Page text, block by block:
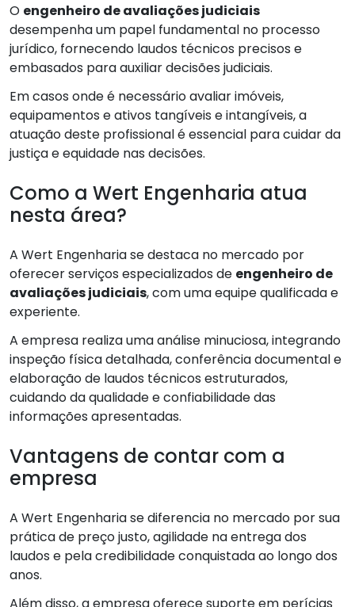
O engenheiro de avaliações judiciais
desempenha um papel fundamental no processo
jurídico, fornecendo laudos técnicos precisos e
embasados para auxiliar decisões judiciais.
Em casos onde é necessário avaliar imóveis,
equipamentos e ativos tangíveis e intangíveis, a
atuação deste profissional é essencial para cuidar da
justiça e equidade nas decisões.
Como a Wert Engenharia atua
nesta área?
A Wert Engenharia se destaca no mercado por
oferecer serviços especializados de engenheiro de
avaliações judiciais, com uma equipe qualificada e
experiente.
A empresa realiza uma análise minuciosa, integrando
inspeção física detalhada, conferência documental e
elaboração de laudos técnicos estruturados,
cuidando da qualidade e confiabilidade das
informações apresentadas.
Vantagens de contar com a
empresa
A Wert Engenharia se diferencia no mercado por sua
prática de preço justo, agilidade na entrega dos
laudos e pela credibilidade conquistada ao longo dos
anos.